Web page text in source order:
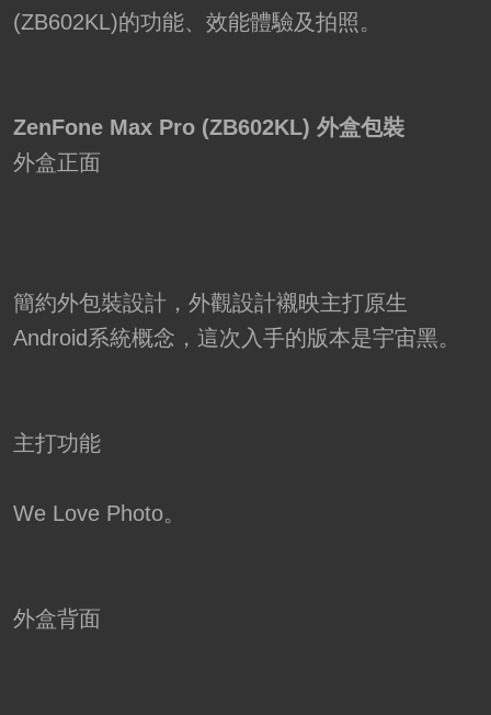
(ZB602KL)的功能、效能體驗及拍照。
ZenFone Max Pro (ZB602KL) 外盒包裝
外盒正面
簡約外包裝設計，外觀設計襯映主打原生
Android系統概念，這次入手的版本是宇宙黑。
主打功能
We Love Photo。
外盒背面